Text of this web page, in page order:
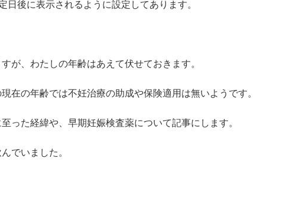
日後に表示されるように設定してあります。
が、わたしの年齢はあえて伏せておきます。
在の年齢では不妊治療の助成や保険適用は無いようです。
った経緯や、早期妊娠検査薬について記事にします。
でいました。